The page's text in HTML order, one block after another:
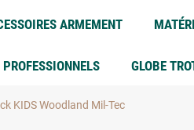
ARMEMENT
PROFESSIONNELS GLOBE
KIDS Woodland Mil-Tec